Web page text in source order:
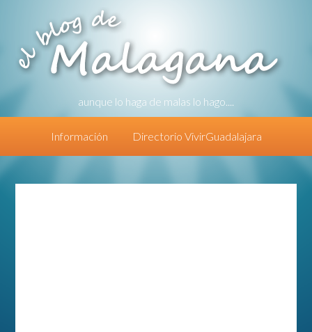
aunque lo haga de malas lo hago....
Información Directorio VivirGuadalajara